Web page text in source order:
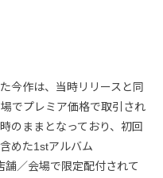
今作は、当時リリースと同
でプレミア価格で取引され
のままとなっており、初回
めた1stアルバム
舗／会場で限定配付されて